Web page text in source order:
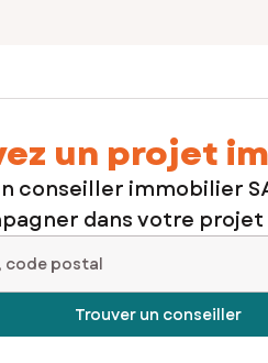
un projet
conseiller immobilier
dans votre
code postal
Trouver un conseiller